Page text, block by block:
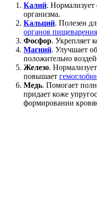
Калий.
организма.
Кальций. Полезен
органов пищеварения
Фосфор. Укрепляет
Магний. Улучшает
положительно
Железо.
повышает
Медь. Помогает
придает коже
формировании